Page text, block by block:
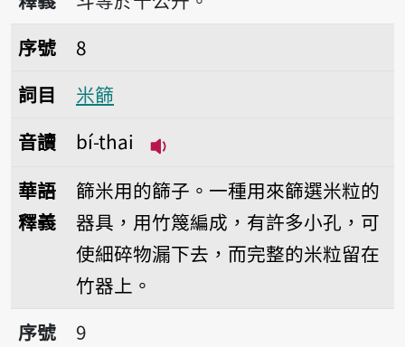
序號8米篩
序號
8
詞目
米篩
音讀
bí-thai
華語
釋義
篩米用的篩子。一種用來篩選米粒的
器具，用竹篾編成，有許多小孔，可
使細碎物漏下去，而完整的米粒留在
竹器上。
序號9米店
序號
9